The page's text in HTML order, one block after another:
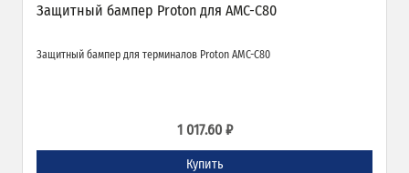
Защитный бампер Proton для AMC-C80
Защитный бампер для терминалов Proton AMC-C80
1 017.60 ₽
Купить